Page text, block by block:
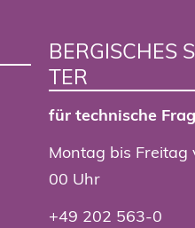
BERGISCHES
TER
für technische
Montag bis Freitag
00 Uhr
+49 202 563-0